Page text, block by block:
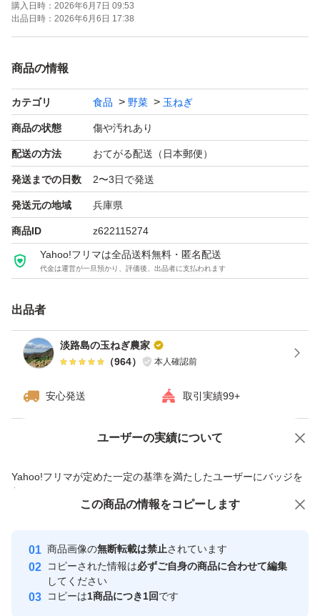
変わります。
するため収穫したまま（土などついたまま）になっていま
す。神経質な方は購入ご遠慮下さい。
送料：無料 常温便
重さ：段ボール込み 20キロ（できる限り確認はしていま
すが外見からは判別できない腐りがある場合やナマモノの
ため到着までに傷む場合がございます。そのため箱に隙間
がある場合はできるだけ多めに入れさせていただきます）
て小さいものばかりの時等、内容に偏りがあります）
#玉ねぎ #淡路島 #甘い #やわらかい #ジューシー #ご飯に
ん #焼きそば #サラダ #旬 #おいしい #絶品 #日本一 #農家
お得 #健康 #体に良い #栄養 #焼きそば #白菜 #春野菜 #カ
購入日時： 2026年6月7日 09:53
出品日時： 2026年6月6日 17:38
商品の情報
カテゴリ 食品 野菜 玉ねぎ
商品の状態 傷や汚れあり
配送の方法 おてがる配送（日本郵便）
発送までの日数 2〜3日で発送
発送元の地域 兵庫県
商品ID z622115274
Yahoo!フリマは全品送料無料・匿名配送
代金は運営が一旦預かり、評価後、出品者に支払われます
出品者
淡路島の玉ねぎ農家
（964） 本人確認前
安心発送 取引実績99+
ユーザーの実績について
Yahoo!フリマが定めた一定の基準を満たしたユーザーにバッジを
付与しています
安心取引出品者
心・安全なユーザーです
取引実績
価格の相談 商品への質問
この商品の情報をコピーします
商品画像の無断転載は禁止されています
コピーされた情報は必ずご自身の商品に合わせて編集
してください
コピーは1商品につき1回です
この商品をみている人にオススメ